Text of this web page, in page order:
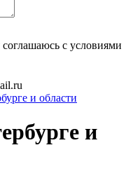
с условиями
и области
и